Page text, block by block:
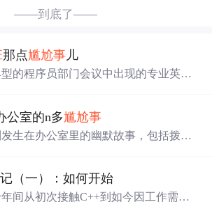
——到底了——
那点尴尬事儿
的程序员部门会议中出现的专业英语
公室的n多尴尬事
生在办公室里的幽默故事，包括拨错
（一）：如何开始
间从初次接触C++到如今因工作需求